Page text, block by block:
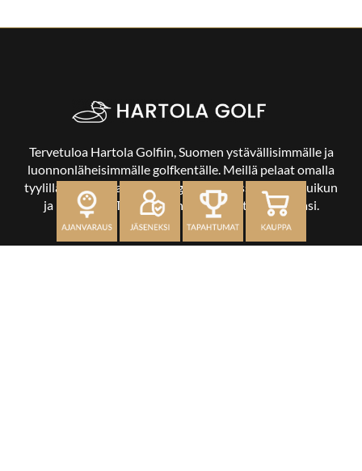
Tervetuloa Hartola Golfiin, Suomen ystävällisimmälle ja
luonnonläheisimmälle golfkentälle. Meillä pelaat omalla
tyylilläsi ja tasollasi – ja bongaat halutessasi vaikka uikun
ja kuikankin. Tärkeintä on, että nautit vierailustasi.